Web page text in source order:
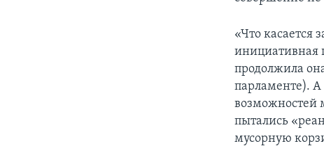
«Что касается
инициативная
продолжила
парламенте). А
возможностей
пытались
мусорную